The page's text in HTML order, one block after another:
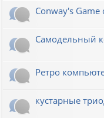
Conway's Game
Самодельный
Ретро
кустарные